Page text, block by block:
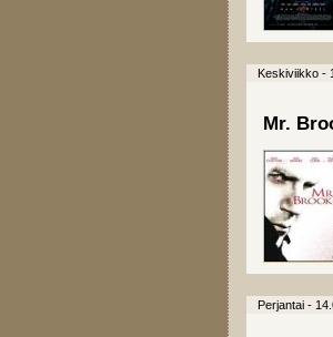
Keskiviikko -
Mr.
Perjantai -